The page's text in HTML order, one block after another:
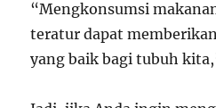
“Mengkonsumsi
teratur dapat
yang baik bagi tubuh